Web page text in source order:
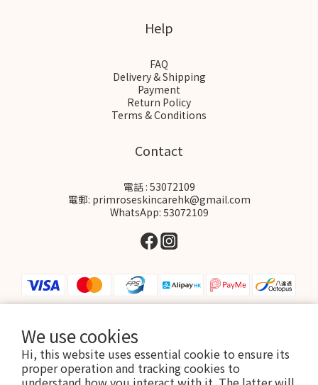
We use cookies
Hi, this website uses essential cookie to ensure its
proper operation and tracking cookies to
Help
FAQ
Delivery & Shipping
Payment
Return Policy
Terms & Conditions
Contact
電話 : 53072109
電郵: primroseskincarehk@gmail.com
WhatsApp: 53072109
$ HKD English